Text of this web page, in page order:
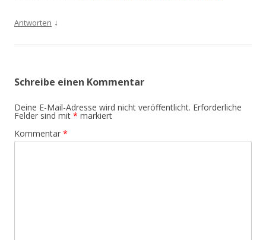
Antworten ↓
Schreibe einen Kommentar
Deine E-Mail-Adresse wird nicht veröffentlicht. Erforderliche
Felder sind mit * markiert
Kommentar *